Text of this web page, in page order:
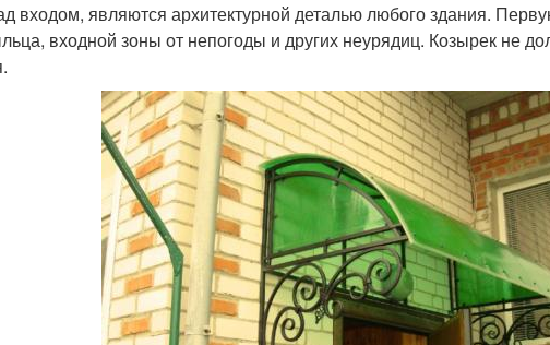
входом, являются архитектурной деталью любого здания.
входной зоны от непогоды и других неурядиц. Козырек не